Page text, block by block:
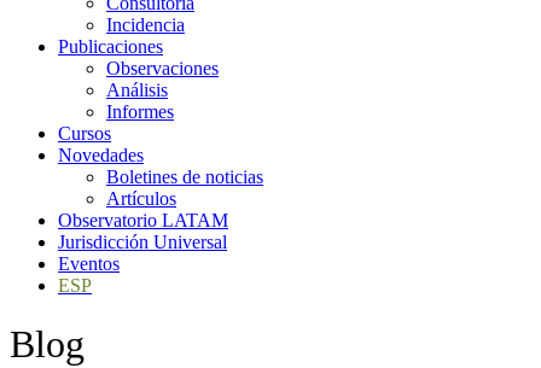
Incidencia
Publicaciones
Observaciones
Análisis
Informes
Cursos
Novedades
Boletines de noticias
Artículos
Observatorio LATAM
Jurisdicción Universal
Eventos
ESP
Blog